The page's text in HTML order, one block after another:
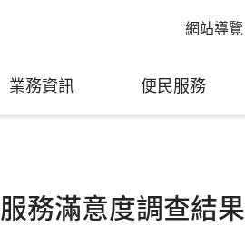
網站導覽
業務資訊 便民服務
服務滿意度調查結果